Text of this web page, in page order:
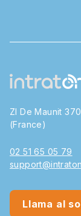
ZI De Maunit
(France)
02 51 65 05 79
Llama al